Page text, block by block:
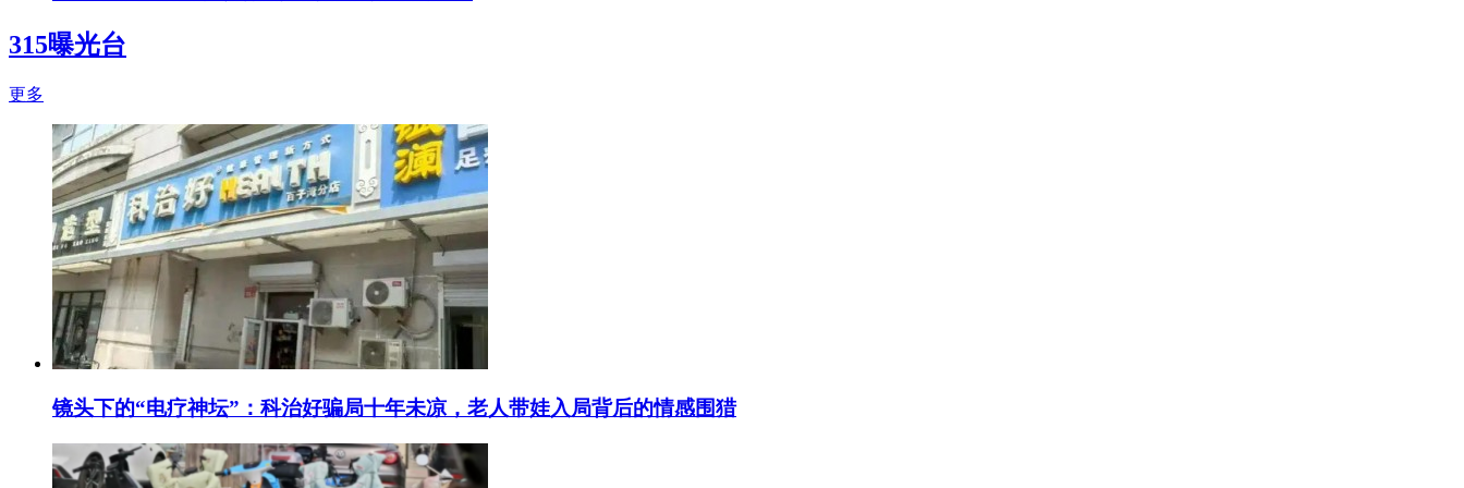
315曝光台
更多
镜头下的“电疗神坛”：科治好骗局十年未凉，老人带娃入局背后的情感围猎